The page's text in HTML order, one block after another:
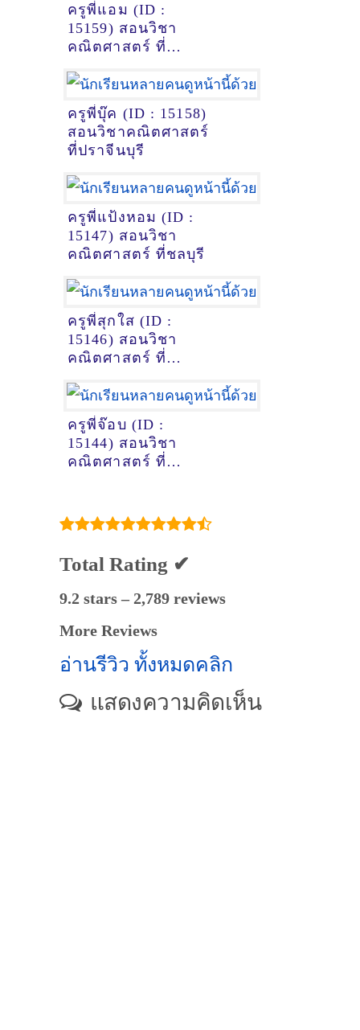
ครูพี่แอม (ID :
15159) สอนวิชา
คณิตศาสตร์ ที่
ครูพี่บุ๊ค (ID : 15158)
สอนวิชาคณิตศาสตร์
ที่ปราจีนบุรี
ครูพี่แป้งหอม (ID :
15147) สอนวิชา
คณิตศาสตร์ ที่ชลบุรี
ครูพี่สุกใส (ID :
15146) สอนวิชา
คณิตศาสตร์ ที่
ครูพี่จ๊อบ (ID :
15144) สอนวิชา
คณิตศาสตร์ ที่
Total Rating ✔
9.2 stars – 2,789 reviews
More Reviews
อ่านรีวิว ทั้งหมดคลิก
แสดงความคิดเห็น